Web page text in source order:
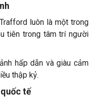
luôn là một trong
tiên trong tâm trí người
hấp dẫn và giàu cảm
thập kỷ.
tế